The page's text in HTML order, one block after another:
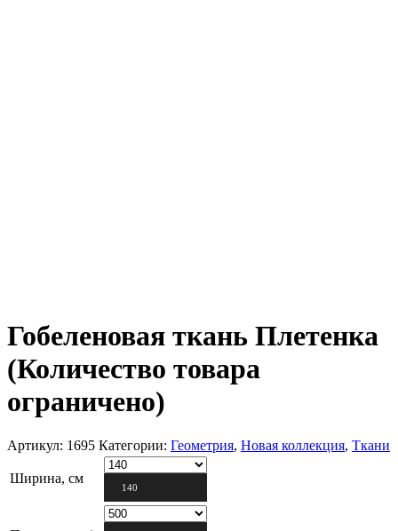
Гобеленовая ткань Плетенка
(Количество товара
ограничено)
Артикул: 1695 Категории: Геометрия, Новая коллекция, Ткани
Ширина, см
140